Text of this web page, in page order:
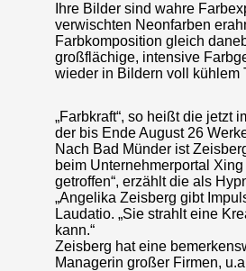
Ihre Bilder sind wahre
verwischten Neonfarben
Farbkomposition gleich
großflächige, intensive
wieder in Bildern voll kühlem
„Farbkraft“, so heißt die jetzt
der bis Ende August 26
Nach Bad Münder ist
beim Unternehmerportal
getroffen“, erzählt die als
„Angelika Zeisberg gibt
Laudatio. „Sie strahlt eine
kann.“
Zeisberg hat eine
Managerin großer Firmen,